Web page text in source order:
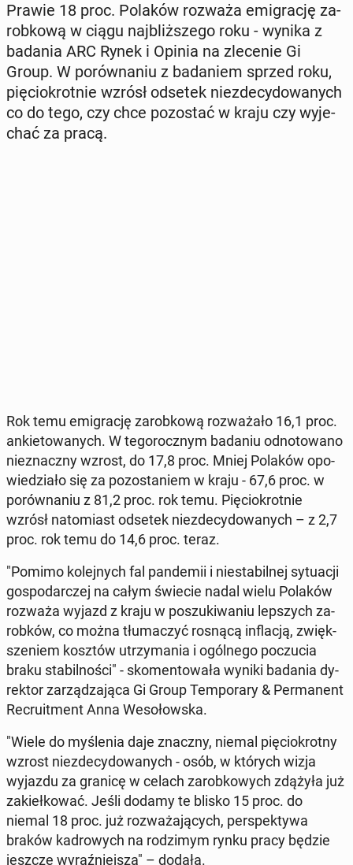
Prawie 18 proc. Polaków rozważa emi­gra­cję za­
rob­ko­wą w ciągu naj­bliż­sze­go roku - wynika z
badania ARC Rynek i Opinia na zle­ce­nie Gi
Group. W po­rów­na­niu z ba­da­niem sprzed roku,
pię­cio­krot­nie wzrósł odsetek nie­zde­cy­do­wa­nych
co do tego, czy chce po­zo­stać w kraju czy wy­je­
chać za pracą.
Rok temu emi­gra­cję za­rob­ko­wą roz­wa­ża­ło 16,1 proc.
an­kie­to­wa­nych. W te­go­rocz­nym badaniu od­no­to­wa­no
nie­znacz­ny wzrost, do 17,8 proc. Mniej Polaków opo­
wie­dzia­ło się za po­zo­sta­niem w kraju - 67,6 proc. w
po­rów­na­niu z 81,2 proc. rok temu. Pię­cio­krot­nie
wzrósł na­to­miast odsetek nie­zde­cy­do­wa­nych – z 2,7
proc. rok temu do 14,6 proc. teraz.
"Pomimo ko­lej­nych fal pan­de­mii i nie­sta­bil­nej sy­tu­acji
go­spo­dar­czej na całym świecie nadal wielu Polaków
rozważa wyjazd z kraju w po­szu­ki­wa­niu lep­szych za­
rob­ków, co można tłu­ma­czyć rosnącą in­fla­cją, zwięk­
sze­niem kosztów utrzy­ma­nia i ogól­ne­go po­czu­cia
braku sta­bil­no­ści" - sko­men­to­wa­ła wyniki badania dy­
rek­tor za­rzą­dza­ją­ca Gi Group Tem­po­ra­ry & Per­ma­nent
Re­cru­it­ment Anna We­so­łow­ska.
"Wiele do my­śle­nia daje znaczny, niemal pię­cio­krot­ny
wzrost nie­zde­cy­do­wa­nych - osób, w których wizja
wyjazdu za granicę w celach za­rob­ko­wych zdążyła już
za­kieł­ko­wać. Jeśli dodamy te blisko 15 proc. do
niemal 18 proc. już roz­wa­ża­ją­cych, per­spek­ty­wa
braków ka­dro­wych na ro­dzi­mym rynku pracy będzie
jeszcze wy­raź­niej­sza" – dodała.